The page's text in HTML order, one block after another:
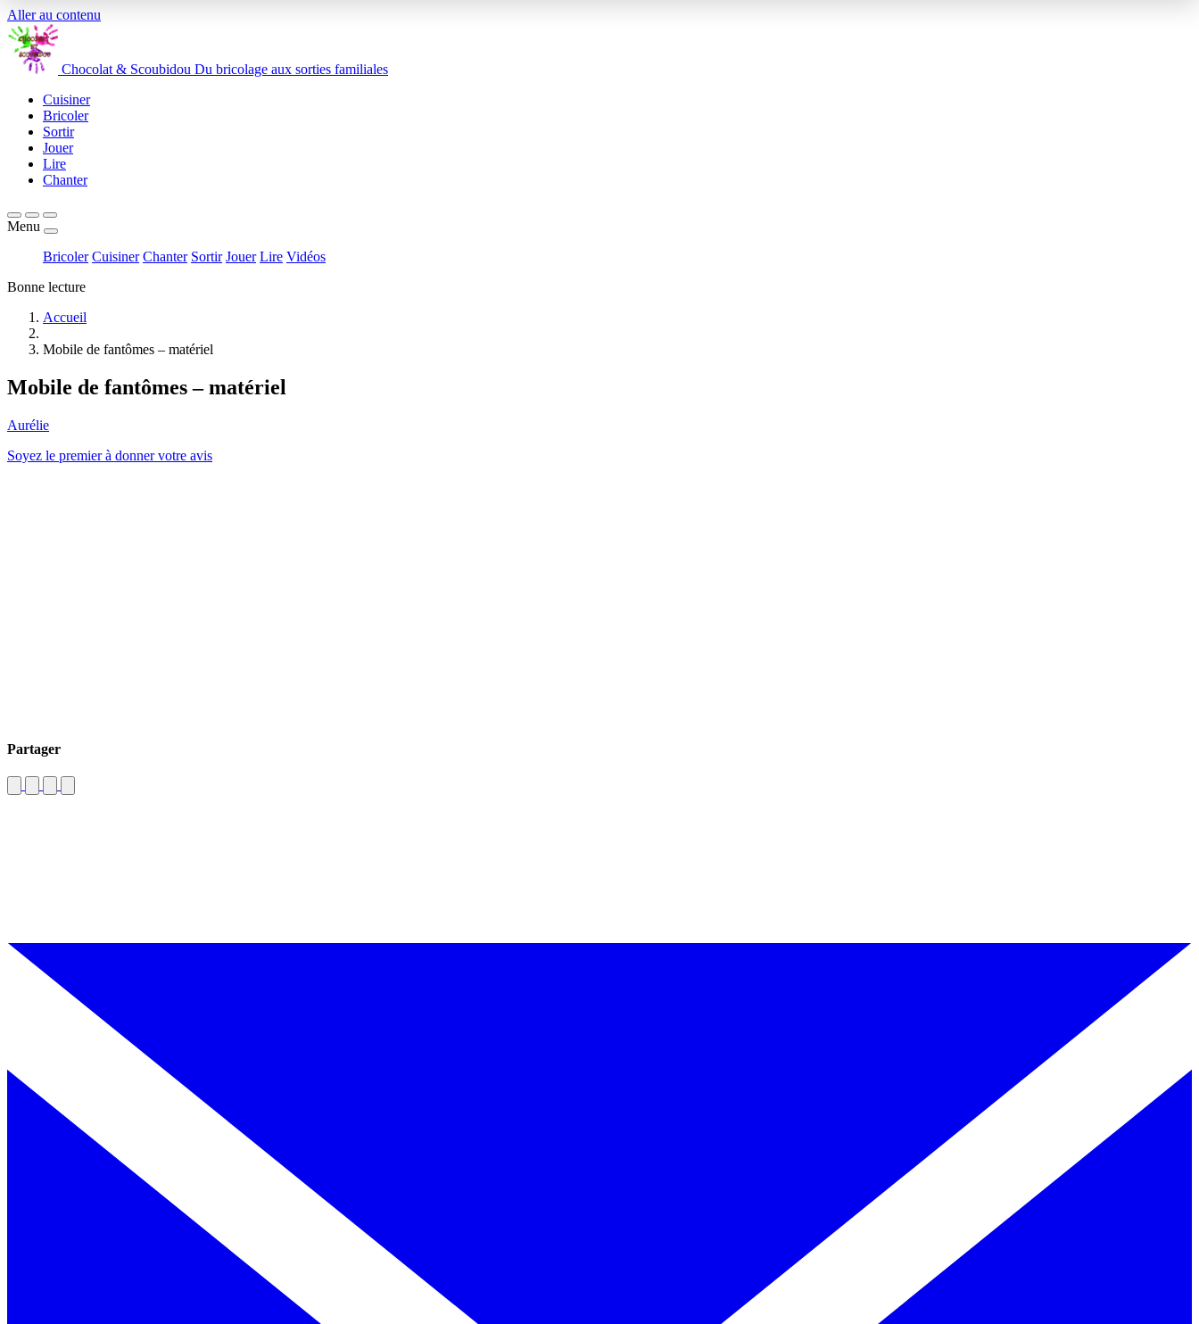
Aller au contenu
Chocolat & Scoubidou Du bricolage aux sorties familiales
Cuisiner
Bricoler
Sortir
Jouer
Lire
Chanter
Menu
Bricoler Cuisiner Chanter Sortir Jouer Lire Vidéos
Bonne lecture
Accueil
Mobile de fantômes – matériel
Mobile de fantômes – matériel
Aurélie
Soyez le premier à donner votre avis
Partager